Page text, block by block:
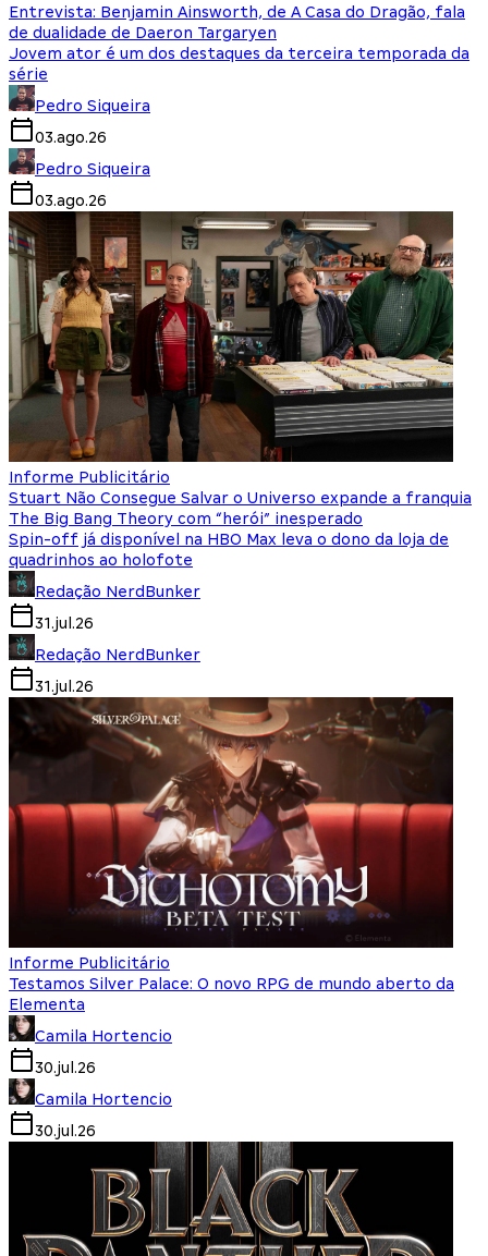
Entrevista: Benjamin Ainsworth, de A Casa do Dragão, fala
de dualidade de Daeron Targaryen
Jovem ator é um dos destaques da terceira temporada da
série
Pedro Siqueira
03.ago.26
Pedro Siqueira
03.ago.26
Informe Publicitário
Stuart Não Consegue Salvar o Universo expande a franquia
The Big Bang Theory com “herói” inesperado
Spin-off já disponível na HBO Max leva o dono da loja de
quadrinhos ao holofote
Redação NerdBunker
31.jul.26
Redação NerdBunker
31.jul.26
Informe Publicitário
Testamos Silver Palace: O novo RPG de mundo aberto da
Elementa
Camila Hortencio
30.jul.26
Camila Hortencio
30.jul.26